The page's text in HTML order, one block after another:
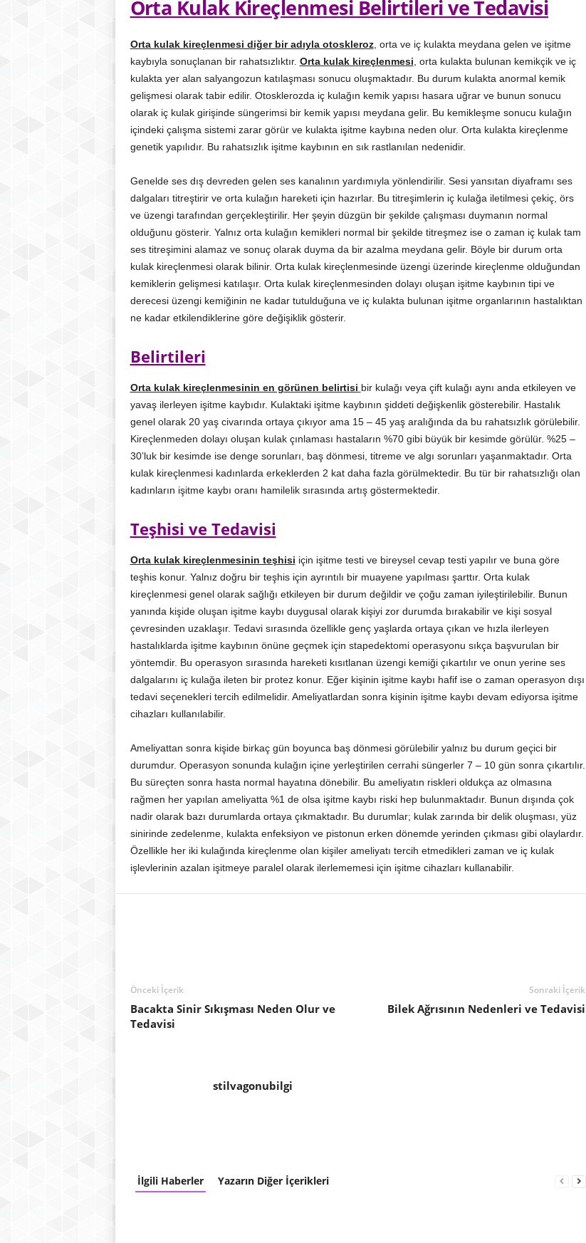
Orta Kulak Kireçlenmesi Belirtileri ve Tedavisi
Orta kulak kireçlenmesi diğer bir adıyla otoskleroz, orta ve iç kulakta meydana gelen ve işitme
kaybıyla sonuçlanan bir rahatsızlıktır. Orta kulak kireçlenmesi , orta kulakta bulunan kemikçik ve iç
kulakta yer alan salyangozun katılaşması sonucu oluşmaktadır. Bu durum kulakta anormal kemik
gelişmesi olarak tabir edilir. Otosklerozda iç kulağın kemik yapısı hasara uğrar ve bunun sonucu
olarak iç kulak girişinde süngerimsi bir kemik yapısı meydana gelir. Bu kemikleşme sonucu kulağın
içindeki çalışma sistemi zarar görür ve kulakta işitme kaybına neden olur. Orta kulakta kireçlenme
genetik yapılıdır. Bu rahatsızlık işitme kaybının en sık rastlanılan nedenidir.
Genelde ses dış devreden gelen ses kanalının yardımıyla yönlendirilir. Sesi yansıtan diyaframı ses
dalgaları titreştirir ve orta kulağın hareketi için hazırlar. Bu titreşimlerin iç kulağa iletilmesi çekiç, örs
ve üzengi tarafından gerçekleştirilir. Her şeyin düzgün bir şekilde çalışması duymanın normal
olduğunu gösterir. Yalnız orta kulağın kemikleri normal bir şekilde titreşmez ise o zaman iç kulak tam
ses titreşimini alamaz ve sonuç olarak duyma da bir azalma meydana gelir. Böyle bir durum orta
kulak kireçlenmesi olarak bilinir. Orta kulak kireçlenmesinde üzengi üzerinde kireçlenme olduğundan
kemiklerin gelişmesi katılaşır. Orta kulak kireçlenmesinden dolayı oluşan işitme kaybının tipi ve
derecesi üzengi kemiğinin ne kadar tutulduğuna ve iç kulakta bulunan işitme organlarının hastalıktan
ne kadar etkilendiklerine göre değişiklik gösterir.
Belirtileri
Orta kulak kireçlenmesinin en görünen belirtisi bir kulağı veya çift kulağı aynı anda etkileyen ve
yavaş ilerleyen işitme kaybıdır. Kulaktaki işitme kaybının şiddeti değişkenlik gösterebilir. Hastalık
genel olarak 20 yaş civarında ortaya çıkıyor ama 15 – 45 yaş aralığında da bu rahatsızlık görülebilir.
Kireçlenmeden dolayı oluşan kulak çınlaması hastaların %70 gibi büyük bir kesimde görülür. %25 –
30’luk bir kesimde ise denge sorunları, baş dönmesi, titreme ve algı sorunları yaşanmaktadır. Orta
kulak kireçlenmesi kadınlarda erkeklerden 2 kat daha fazla görülmektedir. Bu tür bir rahatsızlığı olan
kadınların işitme kaybı oranı hamilelik sırasında artış göstermektedir.
Teşhisi ve Tedavisi
Orta kulak kireçlenmesinin teşhisi için işitme testi ve bireysel cevap testi yapılır ve buna göre
teşhis konur. Yalnız doğru bir teşhis için ayrıntılı bir muayene yapılması şarttır. Orta kulak
kireçlenmesi genel olarak sağlığı etkileyen bir durum değildir ve çoğu zaman iyileştirilebilir. Bunun
yanında kişide oluşan işitme kaybı duygusal olarak kişiyi zor durumda bırakabilir ve kişi sosyal
çevresinden uzaklaşır. Tedavi sırasında özellikle genç yaşlarda ortaya çıkan ve hızla ilerleyen
hastalıklarda işitme kaybının önüne geçmek için stapedektomi operasyonu sıkça başvurulan bir
yöntemdir. Bu operasyon sırasında hareketi kısıtlanan üzengi kemiği çıkartılır ve onun yerine ses
dalgalarını iç kulağa ileten bir protez konur. Eğer kişinin işitme kaybı hafif ise o zaman operasyon dışı
tedavi seçenekleri tercih edilmelidir. Ameliyatlardan sonra kişinin işitme kaybı devam ediyorsa işitme
cihazları kullanılabilir.
Ameliyattan sonra kişide birkaç gün boyunca baş dönmesi görülebilir yalnız bu durum geçici bir
durumdur. Operasyon sonunda kulağın içine yerleştirilen cerrahi süngerler 7 – 10 gün sonra çıkartılır.
Bu süreçten sonra hasta normal hayatına dönebilir. Bu ameliyatın riskleri oldukça az olmasına
rağmen her yapılan ameliyatta %1 de olsa işitme kaybı riski hep bulunmaktadır. Bunun dışında çok
nadir olarak bazı durumlarda ortaya çıkmaktadır. Bu durumlar; kulak zarında bir delik oluşması, yüz
sinirinde zedelenme, kulakta enfeksiyon ve pistonun erken dönemde yerinden çıkması gibi olaylardır.
Özellikle her iki kulağında kireçlenme olan kişiler ameliyatı tercih etmedikleri zaman ve iç kulak
işlevlerinin azalan işitmeye paralel olarak ilerlememesi için işitme cihazları kullanabilir.
Önceki İçerik
Bacakta Sinir Sıkışması Neden Olur ve
Tedavisi
Sonraki İçerik
Bilek Ağrısının Nedenleri ve Tedavisi
stilvagonubilgi
İlgili Haberler Yazarın Diğer İçerikleri